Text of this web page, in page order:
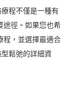
程不僅是一種有
途徑。如果您也希
程，並選擇最適合
鬆弛的詳細資